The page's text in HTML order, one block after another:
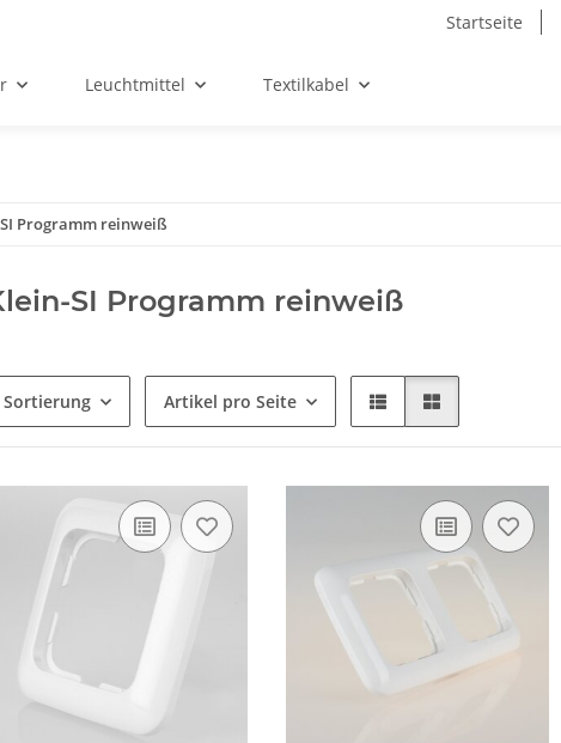
Startseite
Leuchtmittel Textilkabel
Programm reinweiß
SI Programm reinweiß
Sortierung Artikel pro Seite